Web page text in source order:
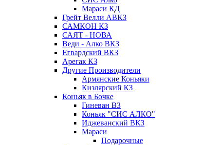
Мараси КД
Грейт Велли АВКЗ
САМКОН КЗ
САЯТ - НОВА
Веди - Алко ВКЗ
Егвардский ВКЗ
Арегак КЗ
Другие Производители
Армянские Коньяки
Кизлярский КЗ
Коньяк в Бочке
Гиневан ВЗ
Коньяк "СИС АЛКО"
Иджеванский ВКЗ
Мараси
Подарочные